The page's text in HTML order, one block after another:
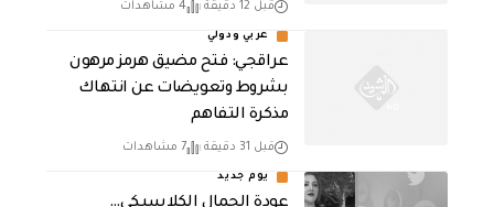
قبل 12 دقيقة 4 مشاهدات
عربي ودولي
عراقجي: فتح مضيق هرمز مرهون
بشروط وتعويضات عن انتهاك
مذكرة التفاهم
قبل 31 دقيقة 7 مشاهدات
يوم جديد
عودة الجمال الكلاسيكي…